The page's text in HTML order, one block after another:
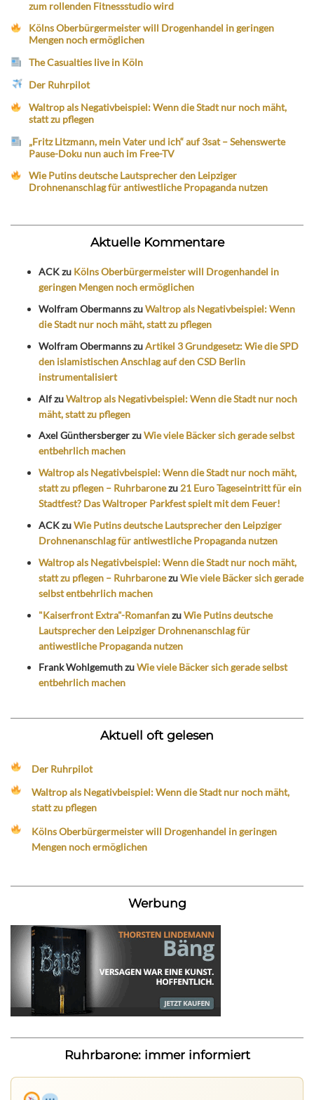
zum rollenden Fitnessstudio wird
Kölns Oberbürgermeister will Drogenhandel in geringen
Mengen noch ermöglichen
The Casualties live in Köln
Der Ruhrpilot
Waltrop als Negativbeispiel: Wenn die Stadt nur noch mäht,
statt zu pflegen
„Fritz Litzmann, mein Vater und ich“ auf 3sat – Sehenswerte
Pause-Doku nun auch im Free-TV
Wie Putins deutsche Lautsprecher den Leipziger
Drohnenanschlag für antiwestliche Propaganda nutzen
Aktuelle Kommentare
ACKzu Kölns Oberbürgermeister will Drogenhandel in
geringen Mengen noch ermöglichen
Wolfram ObermannszuWaltrop als Negativbeispiel: Wenn
die Stadt nur noch mäht, statt zu pflegen
Wolfram ObermannszuArtikel 3 Grundgesetz: Wie die SPD
den islamistischen Anschlag auf den CSD Berlin
instrumentalisiert
AlfzuWaltrop als Negativbeispiel: Wenn die Stadt nur noch
mäht, statt zu pflegen
Axel GünthersbergerzuWie viele Bäcker sich gerade selbst
entbehrlich machen
Waltrop als Negativbeispiel: Wenn die Stadt nur noch mäht,
statt zu pflegen – Ruhrbaronezu 21 Euro Tageseintritt für ein
Stadtfest? Das Waltroper Parkfest spielt mit dem Feuer!
ACKzuWie Putins deutsche Lautsprecher den Leipziger
Drohnenanschlag für antiwestliche Propaganda nutzen
Waltrop als Negativbeispiel: Wenn die Stadt nur noch mäht,
statt zu pflegen – RuhrbaronezuWie viele Bäcker sich gerade
selbst entbehrlich machen
"Kaiserfront Extra"-RomanfanzuWie Putins deutsche
Lautsprecher den Leipziger Drohnenanschlag für
antiwestliche Propaganda nutzen
Frank WohlgemuthzuWie viele Bäcker sich gerade selbst
entbehrlich machen
Aktuell oft gelesen
Der Ruhrpilot
Waltrop als Negativbeispiel: Wenn die Stadt nur noch mäht,
statt zu pflegen
Kölns Oberbürgermeister will Drogenhandel in geringen
Mengen noch ermöglichen
Werbung
Ruhrbarone: immer informiert